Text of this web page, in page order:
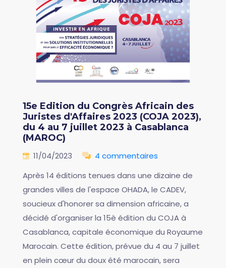
15e Edition du Congrès Africain des
Juristes d'Affaires 2023 (COJA 2023),
du 4 au 7 juillet 2023 à Casablanca
(MAROC)
11/04/2023
4 commentaires
Après 14 éditions tenues dans une dizaine de
grandes villes de l'espace OHADA, le CADEV,
soucieux d'honorer sa dimension africaine, a
décidé d'organiser la 15è édition du COJA à
Casablanca, capitale économique du Royaume
Marocain. Cette édition, prévue du 4 au 7 juillet
en plein cœur du doux été marocain, sera